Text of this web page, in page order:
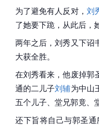
为了避免有人反对， 刘
了她要下跪，从此后，
两年之后，刘秀又下诏
大获全胜。
在刘秀看来，他废掉郭
通的二儿子刘辅为中山
五个儿子、堂兄郭竟、
还下旨将自己与郭圣